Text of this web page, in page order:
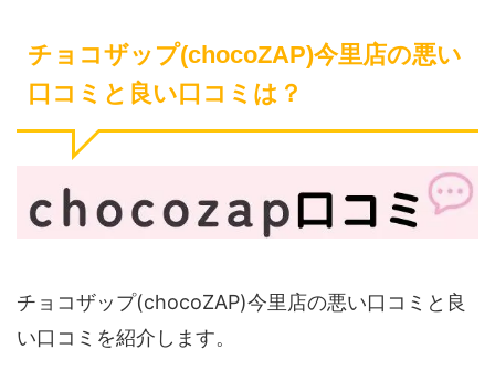
チョコザップ(chocoZAP)今里店の悪い
口コミと良い口コミは？
チョコザップ(chocoZAP)今里店の悪い口コミと良
い口コミを紹介します。